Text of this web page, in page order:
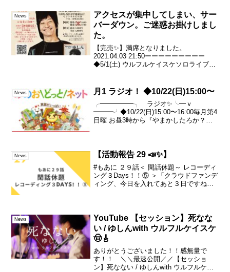
ゆしんNext✍️...
News
アクセスが集中してしまい、サー
バーダウン。ご迷惑お掛けしまし
た。
【完売✨】満席となりました。
2021.04.03 21:50ーーーーーーーーー
◆5/1(土) ウルフルケイスケソロライブ＠
集中してしまいサーバーが一時的に...
News 月1 ラジオ！ ◆10/22(日)15:00〜
╭━━━━━╮ ラジオ✨╰━ｖ
━━━╯◆10/22(日)15:00〜16:00毎月第4
日曜 お昼3時から『やまかしたろか？ラ
News 【活動報告 29 📣✨】
#もあに ２９話＜ 閑話休題～ レコーディ
ング３Days！！⑤ ＞「クラウドファンデ
ィング、今日を入れてあと３日ですね！
で、「もあにプ...
News
YouTube 【セッション】死なな
い / ゆしんwith ウルフルケイスケ
🤠🎸
ありがとうございました！！感無量で
す！！ ＼＼最速公開／／【セッショ
ン】死なない / ゆしんwith ウルフルケイ